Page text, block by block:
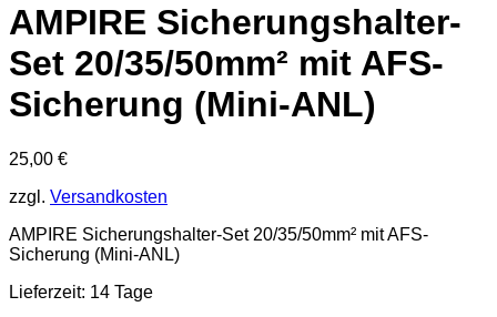
AMPIRE Sicherungshalter-
Set 20/35/50mm² mit AFS-
Sicherung (Mini-ANL)
25,00 €
zzgl. Versandkosten
AMPIRE Sicherungshalter-Set 20/35/50mm² mit AFS-
Sicherung (Mini-ANL)
Lieferzeit: 14 Tage